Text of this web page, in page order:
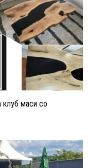
клуб маси со